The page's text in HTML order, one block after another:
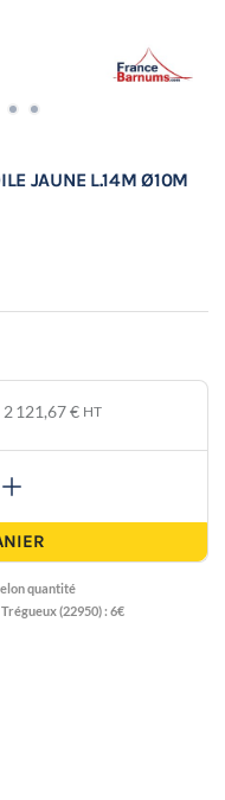
JAUNE L.14M Ø10M
2 121,67 € HT
+
quantité
(22950) : 6€